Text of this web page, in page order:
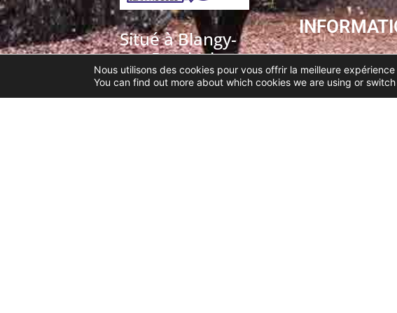
Situé à Blangy-
sur-Bresle, le
magasin
Bloquel Jean-
Neufchatel
sur Bresle
Nous utilisons des cookies pour vous offrir la meilleure
You can find out more about which cookies we are using or